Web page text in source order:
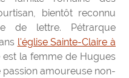
bientôt reconnu
de lettre. Pétrarque
l'église Sainte-Claire à
est la femme de Hugues
amoureuse non-